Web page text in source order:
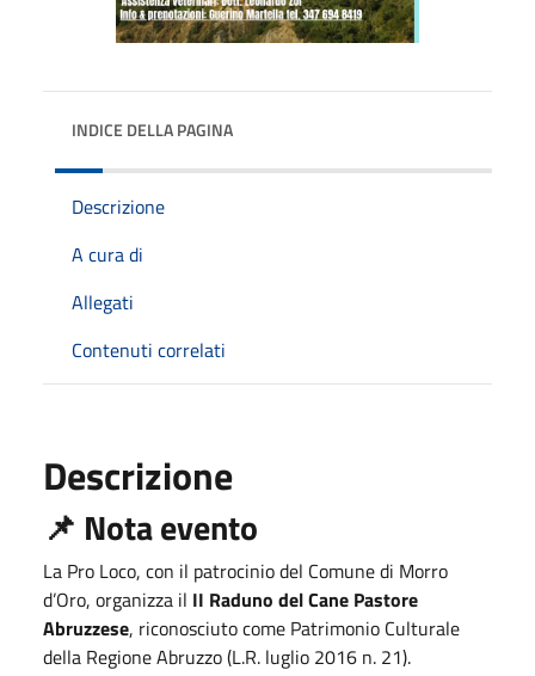
INDICE DELLA PAGINA
Descrizione
A cura di
Allegati
Contenuti correlati
Descrizione
📌 Nota evento
La Pro Loco, con il patrocinio del Comune di Morro
d’Oro, organizza il II Raduno del Cane Pastore
Abruzzese, riconosciuto come Patrimonio Culturale
della Regione Abruzzo (L.R. luglio 2016 n. 21).